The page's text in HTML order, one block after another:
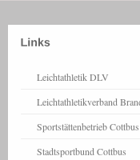
Leichtathletik DLV
Leichtathletikverband
Sportstättenbetrieb Cottbus
Stadtsportbund Cottbus